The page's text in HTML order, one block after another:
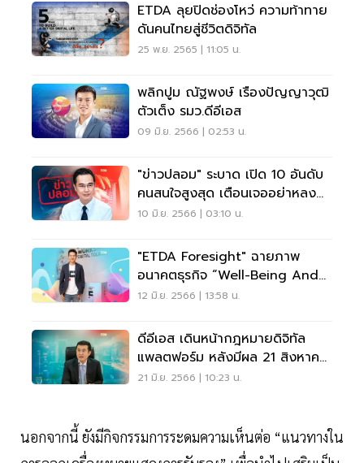
ETDA ลุยปิดช่องโหว่ ความท้าทาย
ดันคนไทยสู่ชีวิตดิจิทัล
25 พ.ย. 2565 | 11:05 น.
พลิกปูม ณัฐพงษ์ เรืองปัญญาวุฒิ
ตัวเต็ง รมว.ดีอีเอส
09 มิ.ย. 2566 | 02:53 น.
"ข่าวปลอม" ระบาด เปิด 10 อันดับ
คนสนใจสูงสุด เตือนเจออย่าหลง
เชื่อเด็ดขาด
10 มิ.ย. 2566 | 03:10 น.
"ETDA Foresight" ฉายภาพ
อนาคตธุรกิจ “Well-Being And
Tourism”
12 มิ.ย. 2566 | 13:58 น.
ดีอีเอส เดินหน้ากฎหมายดิจิทัล
แพลตฟอร์ม หลังมีผล 21 สิงหาคม
2566
21 มิ.ย. 2566 | 10:23 น.
นอกจากนี้ ยังมีกิจกรรมการระดมความเห็นต่อ “แนวทางใน